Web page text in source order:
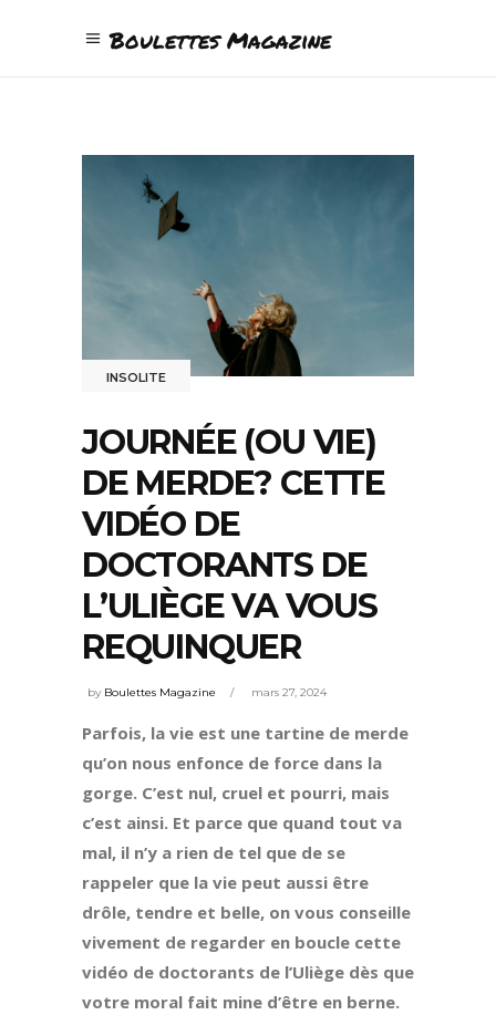
Boulettes Magazine
INSOLITE
JOURNÉE (OU VIE)
DE MERDE? CETTE
VIDÉO DE
DOCTORANTS DE
L’ULIÈGE VA VOUS
REQUINQUER
by Boulettes Magazine mars 27, 2024
Parfois, la vie est une tartine de merde
qu’on nous enfonce de force dans la
gorge. C’est nul, cruel et pourri, mais
c’est ainsi. Et parce que quand tout va
mal, il n’y a rien de tel que de se
rappeler que la vie peut aussi être
drôle, tendre et belle, on vous conseille
vivement de regarder en boucle cette
vidéo de doctorants de l’Uliège dès que
votre moral fait mine d’être en berne.